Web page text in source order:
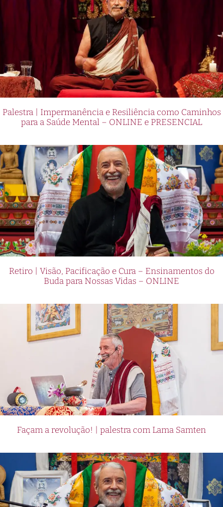
Palestra | Impermanência e Resiliência como Caminhos
para a Saúde Mental – ONLINE e PRESENCIAL
Retiro | Visão, Pacificação e Cura – Ensinamentos do
Buda para Nossas Vidas – ONLINE
Façam a revolução! | palestra com Lama Samten